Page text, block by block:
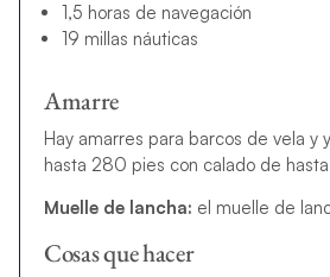
1,5 horas de navegación
19 millas náuticas
Amarre
Hay amarres para barcos de vela y
hasta 280 pies con calado de hasta
Muelle de lancha: el muelle de
Cosas que hacer